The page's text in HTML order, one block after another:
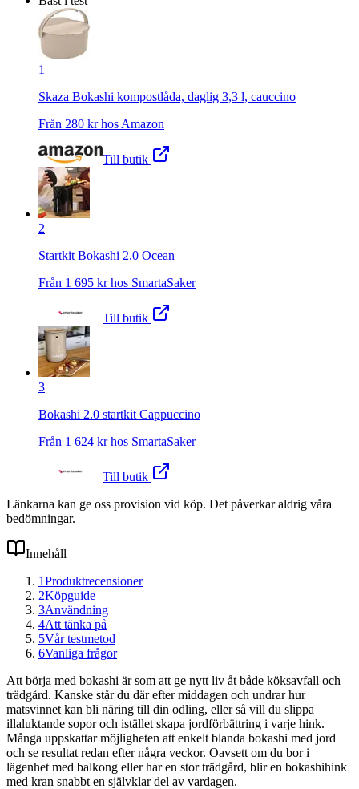
1
Skaza Bokashi kompostlåda, daglig 3,3 l, cauccino
Från 280 kr hos Amazon
Till butik
2
Startkit Bokashi 2.0 Ocean
Från 1 695 kr hos SmartaSaker
Till butik
3
Bokashi 2.0 startkit Cappuccino
Från 1 624 kr hos SmartaSaker
Till butik
Länkarna kan ge oss provision vid köp. Det påverkar aldrig våra
bedömningar.
Innehåll
1Produktrecensioner
2Köpguide
3Användning
4Att tänka på
5Vår testmetod
6Vanliga frågor
Att börja med bokashi är som att ge nytt liv åt både köksavfall och
trädgård. Kanske står du där efter middagen och undrar hur
matsvinnet kan bli näring till din odling, eller så vill du slippa
illaluktande sopor och istället skapa jordförbättring i varje hink.
Många uppskattar möjligheten att enkelt blanda bokashi med jord
och se resultat redan efter några veckor. Oavsett om du bor i
lägenhet med balkong eller har en stor trädgård, blir en bokashihink
med kran snabbt en självklar del av vardagen.